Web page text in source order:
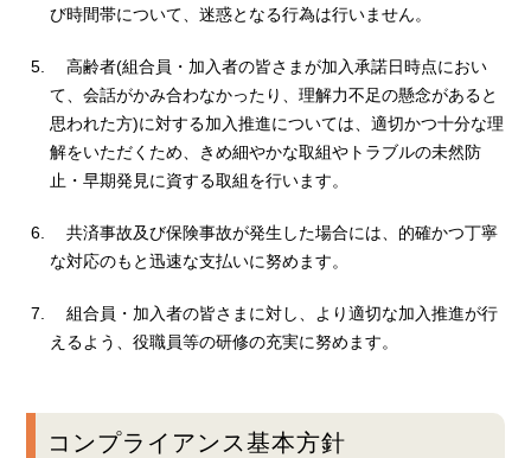
び時間帯について、迷惑となる行為は行いません。
高齢者(組合員・加入者の皆さまが加入承諾日時点におい
て、会話がかみ合わなかったり、理解力不足の懸念があると
思われた方)に対する加入推進については、適切かつ十分な理
解をいただくため、きめ細やかな取組やトラブルの未然防
止・早期発見に資する取組を行います。
共済事故及び保険事故が発生した場合には、的確かつ丁寧
な対応のもと迅速な支払いに努めます。
組合員・加入者の皆さまに対し、より適切な加入推進が行
えるよう、役職員等の研修の充実に努めます。
コンプライアンス基本方針